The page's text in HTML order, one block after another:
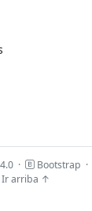
· Bootstrap ·
Ir arriba ↑